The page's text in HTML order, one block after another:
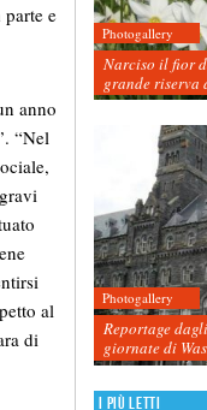
e
anno
“Nel
al
di
Photogallery
Narciso il fior
grande riserva
Photogallery
Reportage
giornate di
I più letti